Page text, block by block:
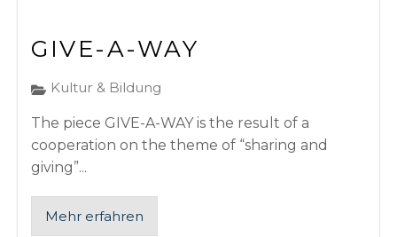
GIVE-A-WAY
Kultur & Bildung
The piece GIVE-A-WAY is the result of a
cooperation on the theme of “sharing and
giving”...
Mehr erfahren